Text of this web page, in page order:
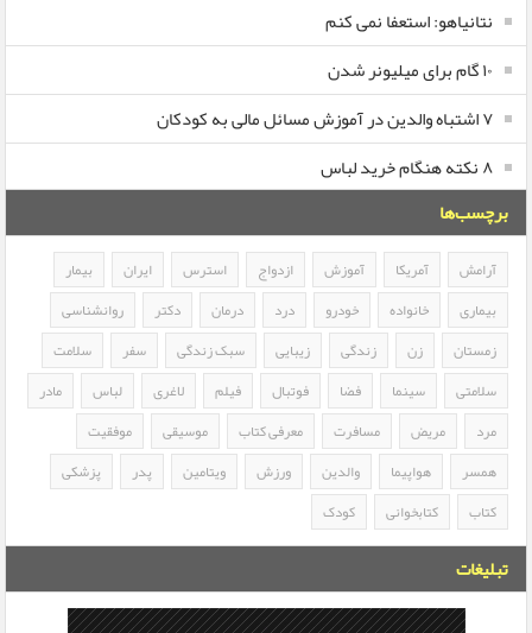
نتانیاهو: استعفا نمی کنم
۱۰ گام برای میلیونر شدن
۷ اشتباه والدین در آموزش مسائل مالی به کودکان
۸ نکته هنگام خرید لباس
برچسب‌ها
آرامش آمریکا آموزش ازدواج استرس ایران
بیمار
بیماری
خانواده خودرو درد درمان دکتر
روانشناسی
زمستان
زن زندگی زیبایی سبک زندگی سفر
سلامت
سلامتی
سینما فضا فوتبال فیلم لاغری لباس
مادر
مرد
مریض مسافرت معرفی کتاب موسیقی
موفقیت
همسر
هواپیما والدین ورزش ویتامین پدر
پزشکی
کتاب
کتابخوانی کودک
تبلیغات